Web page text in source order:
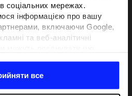
соціальних мережах.
інформацією про вашу
включаючи Google,
та веб-аналітичні
використання вами їхніх
також можемо ділитися
все